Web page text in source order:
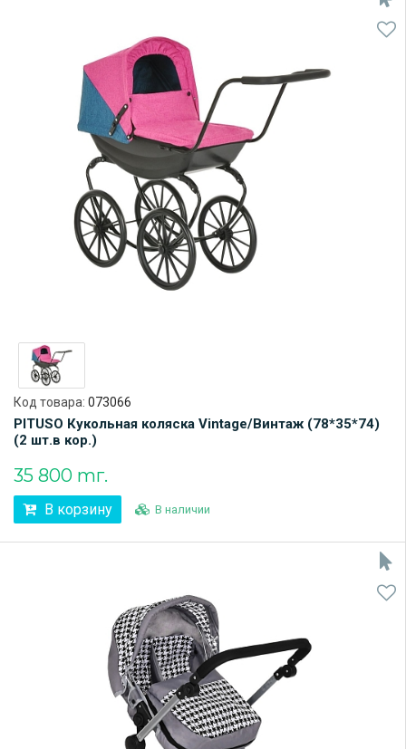
Код товара: 073066
PITUSO Кукольная коляска Vintage/Винтаж (78*35*74)
(2 шт.в кор.)
35 800 тг.
В корзину В наличии